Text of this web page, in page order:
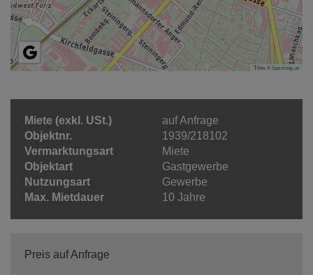
Tiles ©basemap.at
Miete (exkl. USt.)
auf Anfrage
Objektnr.
1939/218102
Vermarktungsart
Miete
Objektart
Gastgewerbe
Nutzungsart
Gewerbe
Max. Mietdauer
10 Jahre
Preis auf Anfrage